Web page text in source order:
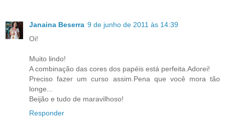
Janaina Beserra 9 de junho de 2011 às 14:39
Oi!
Muito lindo!
A combinação das cores dos papéis está perfeita.Adorei!
Preciso fazer um curso assim.Pena que você mora tão
longe...
Beijão e tudo de maravilhoso!
Responder